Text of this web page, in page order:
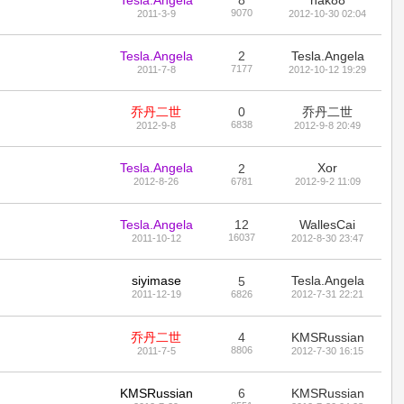
2011-3-9 9070 2012-10-30 02:04
Tesla.Angela
2011-7-8
2
7177
Tesla.Angela
2012-10-12 19:29
乔丹二世
2012-9-8
0
6838
乔丹二世
2012-9-8 20:49
Tesla.Angela
2012-8-26
2
6781
Xor
2012-9-2 11:09
Tesla.Angela
2011-10-12
12
16037
WallesCai
2012-8-30 23:47
siyimase
2011-12-19
5
6826
Tesla.Angela
2012-7-31 22:21
乔丹二世
2011-7-5
4
8806
KMSRussian
2012-7-30 16:15
KMSRussian 6 KMSRussian